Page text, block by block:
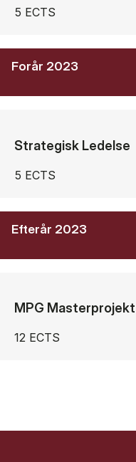
5 ECTS
Forår 2023
Strategisk Ledelse
5 ECTS
Efterår 2023
MPG Masterprojekt
12 ECTS